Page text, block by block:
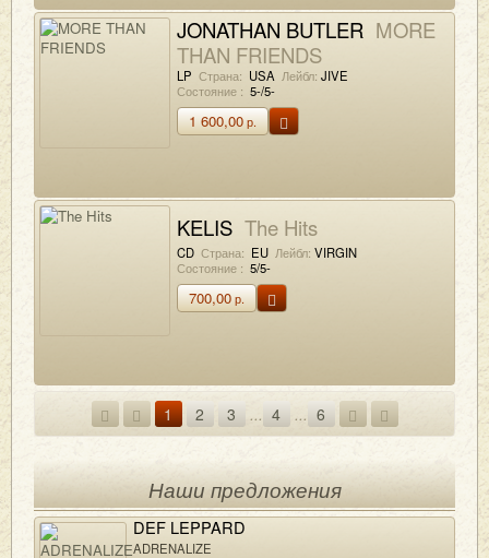
JONATHAN BUTLER MORE
THAN FRIENDS
LP Страна: USA Лейбл: JIVE
Состояние : 5-/5-
1 600,00р.
KELIS The Hits
CD Страна: EU Лейбл: VIRGIN
Состояние : 5/5-
700,00р.
1 2 3 ... 4 ... 6
Наши предложения
DEF LEPPARD
ADRENALIZE